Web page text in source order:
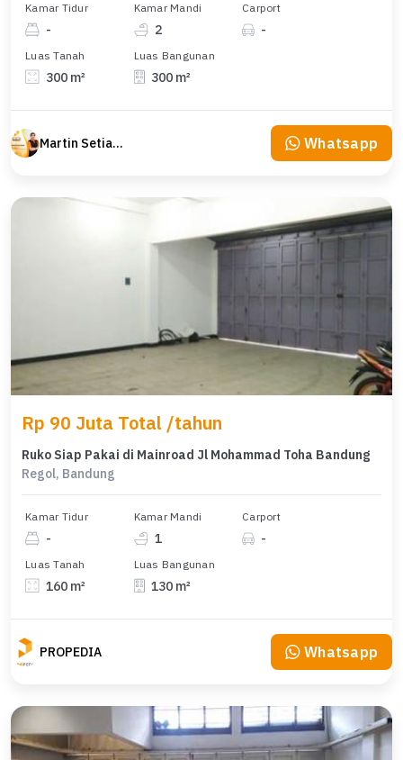
Kamar Tidur
-
Kamar Mandi
2
Carport
-
Luas Tanah
300 m²
Luas Bangunan
300 m²
Martin Setiawan Tjandra Whatsapp
Rp 90 Juta Total /tahun
Ruko Siap Pakai di Mainroad Jl Mohammad Toha Bandung
Regol, Bandung
Kamar Tidur
-
Kamar Mandi
1
Carport
-
Luas Tanah
160 m²
Luas Bangunan
130 m²
PROPEDIA Whatsapp